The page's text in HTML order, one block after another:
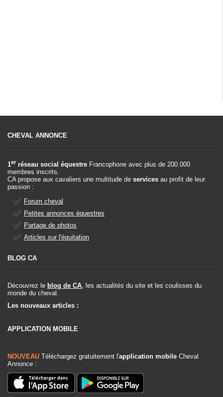
CHEVAL ANNONCE
1er réseau social équestre Francophone avec plus de 200.000
membres inscrits.
CA propose aux cavaliers une multitude de services au profit de leur
passion :
Forum cheval
Petites annonces équestres
Partage de photos
Articles sur l'équitation
BLOG CA
Découvrez le blog de CA, les actualités du site et les coulisses du
monde du cheval.
Les nouveaux articles :
APPLICATION MOBILE
NOUVEAU Téléchargez gratuitement l'application mobile Cheval
Annonce :